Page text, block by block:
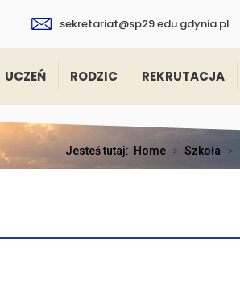
sekretariat@sp29.edu.gdynia.pl
UCZEŃ RODZIC REKRUTACJA
Jesteś tutaj: Home > Szkoła >